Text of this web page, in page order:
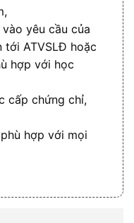
yêu cầu của
tới ATVSLĐ hoặc
hợp với học
cấp chứng chỉ,
hợp với mọi